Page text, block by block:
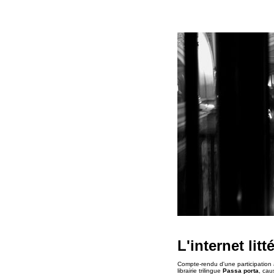
L'internet
Compte-rendu d'une
librairie trilingue Passa porta ,